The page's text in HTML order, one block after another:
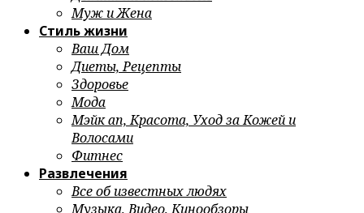
Муж и Жена
Стиль жизни
Ваш Дом
Диеты, Рецепты
Здоровье
Мода
Мэйк ап, Красота, Уход за Кожей и
Волосами
Фитнес
Развлечения
Все об известных людях
Музыка, Видео, Кинообзоры